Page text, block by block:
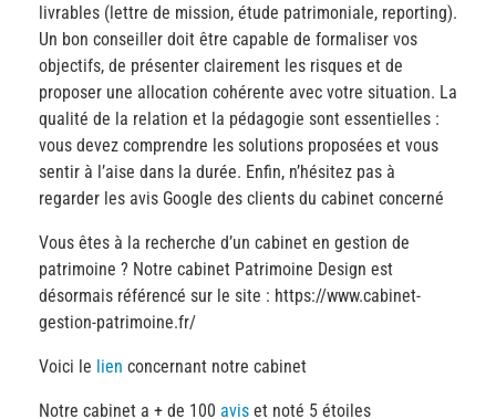
livrables (lettre de mission, étude patrimoniale, reporting).
Un bon conseiller doit être capable de formaliser vos
objectifs, de présenter clairement les risques et de
proposer une allocation cohérente avec votre situation. La
qualité de la relation et la pédagogie sont essentielles :
vous devez comprendre les solutions proposées et vous
sentir à l’aise dans la durée. Enfin, n’hésitez pas à
regarder les avis Google des clients du cabinet concerné
Vous êtes à la recherche d’un cabinet en gestion de
patrimoine ? Notre cabinet Patrimoine Design est
désormais référencé sur le site : https://www.cabinet-
gestion-patrimoine.fr/
Voici le lien concernant notre cabinet
Notre cabinet a + de 100 avis et noté 5 étoiles